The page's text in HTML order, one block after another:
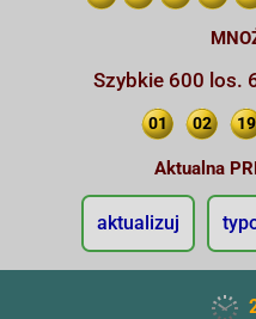
Szybkie 600 los.
01 02 19
Aktualna
aktualizuj